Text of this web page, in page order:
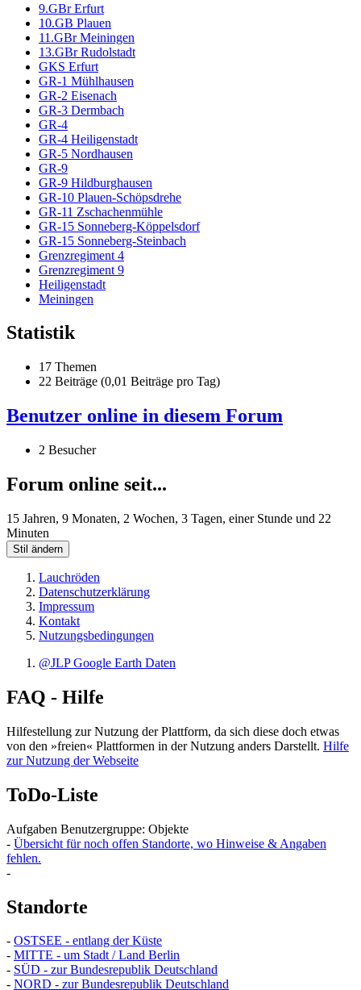
9.GBr Erfurt
10.GB Plauen
11.GBr Meiningen
13.GBr Rudolstadt
GKS Erfurt
GR-1 Mühlhausen
GR-2 Eisenach
GR-3 Dermbach
GR-4
GR-4 Heiligenstadt
GR-5 Nordhausen
GR-9
GR-9 Hildburghausen
GR-10 Plauen-Schöpsdrehe
GR-11 Zschachenmühle
GR-15 Sonneberg-Köppelsdorf
GR-15 Sonneberg-Steinbach
Grenzregiment 4
Grenzregiment 9
Heiligenstadt
Meiningen
Statistik
17 Themen
22 Beiträge (0,01 Beiträge pro Tag)
Benutzer online in diesem Forum
2 Besucher
Forum online seit...
15 Jahren, 9 Monaten, 2 Wochen, 3 Tagen, einer Stunde und 22
Minuten
Stil ändern
Lauchröden
Datenschutzerklärung
Impressum
Kontakt
Nutzungsbedingungen
@JLP Google Earth Daten
FAQ - Hilfe
Hilfestellung zur Nutzung der Plattform, da sich diese doch etwas
von den »freien« Plattformen in der Nutzung anders Darstellt. Hilfe
zur Nutzung der Webseite
ToDo-Liste
Aufgaben Benutzergruppe: Objekte
- Übersicht für noch offen Standorte, wo Hinweise & Angaben
fehlen.
-
Standorte
- OSTSEE - entlang der Küste
- MITTE - um Stadt / Land Berlin
- SÜD - zur Bundesrepublik Deutschland
- NORD - zur Bundesrepublik Deutschland